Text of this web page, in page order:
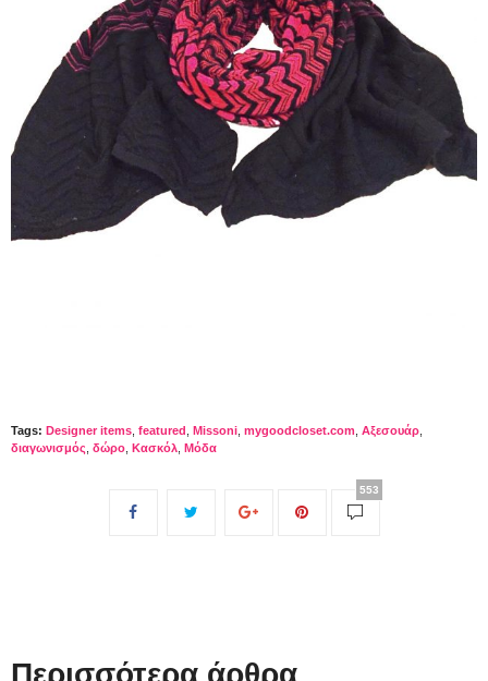
Tags: Designer items featured Missoni mygoodcloset.com Αξεσουάρ
διαγωνισμός δώρο Κασκόλ Μόδα
553
Περισσότερα άρθρα